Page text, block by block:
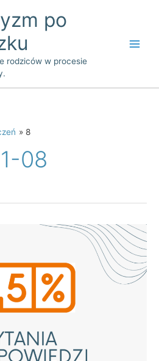
po
rodziców w procesie
8
08